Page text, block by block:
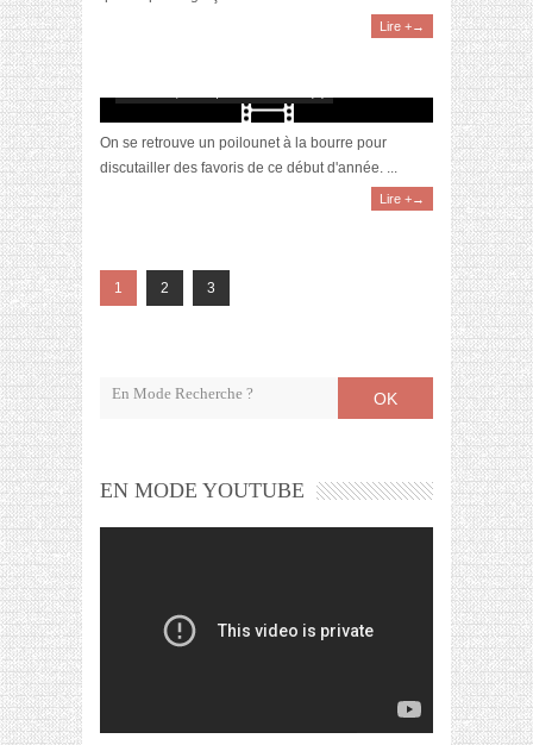
Lire +→
On se retrouve un poilounet à la bourre pour
discutailler des favoris de ce début d'année. ...
Lire +→
1 2 3
OK
EN MODE YOUTUBE